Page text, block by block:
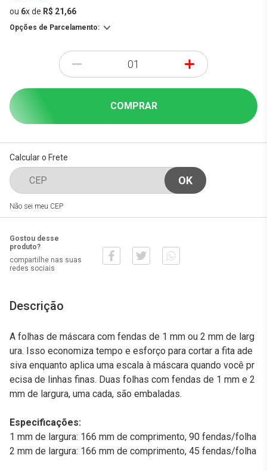
ou 6xde R$ 21,66
Opções de Parcelamento:
- +
COMPRAR
Calcular o Frete
Não sei meu CEP
Gostou desse
produto?
compartilhe nas suas
redes sociais
Descrição
A folhas de máscara com fendas de 1 mm ou 2 mm de larg
ura. Isso economiza tempo e esforço para cortar a fita ade
siva enquanto aplica uma escala à máscara quando você pr
ecisa de linhas finas. Duas folhas com fendas de 1 mm e 2
mm de largura, uma cada, são embaladas.
Especificações:
1 mm de largura: 166 mm de comprimento, 90 fendas/folha
2 mm de largura: 166 mm de comprimento, 45 fendas/folha